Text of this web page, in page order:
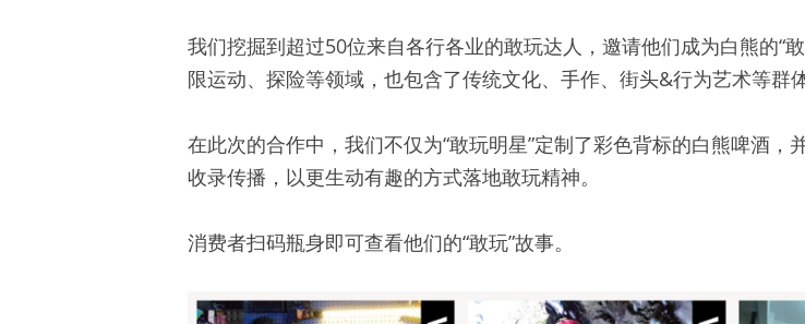
我们挖掘到超过50位来自各行各业的敢玩达人，邀请他们成为白熊的“
限运动、探险等领域，也包含了传统文化、手作、街头&行为艺术等群
在此次的合作中，我们不仅为“敢玩明星”定制了彩色背标的白熊啤酒
收录传播，以更生动有趣的方式落地敢玩精神。
消费者扫码瓶身即可查看他们的“敢玩”故事。